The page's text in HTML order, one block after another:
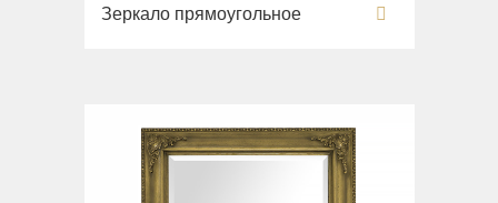
Зеркало прямоугольное